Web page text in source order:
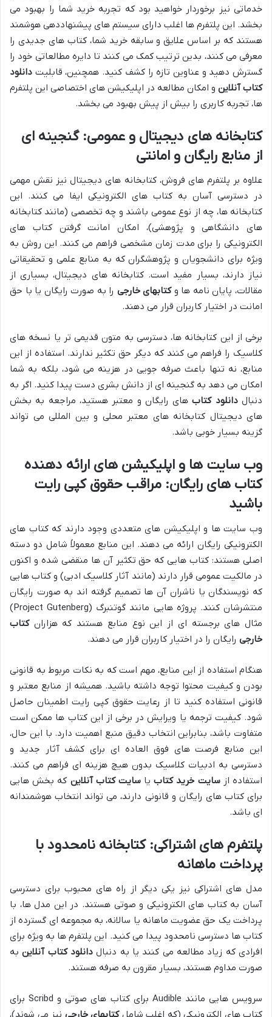
خدماتی نیز برخوردار خواهید بود که تجربه خرید شما را بهبود می
بخشد. این پلتفرم ها اغلب دارای سیستم های پیشنهاددهی هوشمند
هستند که بر اساس علایق و سابقه خرید شما، کتاب های جدیدی را
معرفی می کنند، بدین ترتیب کمک می کنند تا دایره مطالعاتی خود را
گسترش دهید و عناوین تازه را کشف کنید. همچنین، قابلیت دانلود
کتاب آنلاین و امکان مطالعه در اپلیکیشن های اختصاصی این پلتفرم
ها، تجربه کاربری را بیش از پیش بهبود می بخشد.
کتابخانه های دیجیتال و عمومی: گنجینه ای
از منابع رایگان و امانتی
علاوه بر پلتفرم های فروش، کتابخانه های دیجیتال نیز نقش مهمی
در دسترسی آسان به کتاب های الکترونیکی ایفا می کنند. این
کتابخانه ها، چه از نوع عمومی باشند و چه تخصصی (مانند کتابخانه
های دانشگاهی و پژوهشی)، امکان امانت گرفتن کتاب های
الکترونیکی را برای مدت زمان مشخصی فراهم می کنند. این روش به
ویژه برای دانشجویان و پژوهشگران که به منابع علمی و تحقیقاتی
نیاز دارند، بسیار مفید است. کتابخانه های دیجیتال، بسیاری از
مقالات، پایان نامه ها وکتابهای خارجی را به صورت رایگان یا با حق
امانت در اختیار کاربران قرار می دهند.
برخی از این کتابخانه ها، دسترسی به متون قدیمی تر یا نسخه های
کلاسیک را فراهم می کنند که دیگر حق تکثیر ندارند. استفاده از این
منابع، نه تنها باعث صرفه جویی در هزینه می شود، بلکه به شما
امکان می دهد به گنجینه ای از دانش بشری دست پیدا کنید. اگر به
دنبالدانلود کتابهای رایگان و معتبر هستید، مراجعه به بخش
های دیجیتال کتابخانه های معتبر محلی و بین المللی می تواند
گزینه بسیار خوبی باشد.
وب سایت ها و اپلیکیشن های ارائه دهنده
کتاب های رایگان: مراقب حقوق کپی رایت
باشید
وب سایت ها و اپلیکیشن های متعددی وجود دارند که کتاب های
الکترونیکی رایگان ارائه می دهند. این منابع معمولاً شامل دو دسته
اصلی هستند: کتاب هایی که حق تکثیر آن ها منقضی شده و اکنون
در مالکیت عمومی قرار دارند (مانند آثار کلاسیک ادبی) و کتاب هایی
که نویسندگان یا ناشران آن ها تصمیم گرفته اند به صورت رایگان
منتشرشان کنند. پروژه هایی مانند گوتنبرگ (Project Gutenberg)
مثال های برجسته ای از این نوع منابع هستند که هزارانکتاب
خارجی رایگان را در اختیار کاربران قرار می دهند.
هنگام استفاده از این منابع، مهم است که به نکات مربوط به قانونی
بودن و کیفیت محتوا توجه داشته باشید. همیشه از منابع معتبر و
قانونی استفاده کنید تا از رعایت حقوق کپی رایت اطمینان حاصل
شود. کیفیت ترجمه یا ویرایش در برخی از این کتاب ها ممکن است
متفاوت باشد، بنابراین انتخاب دقیق منبع اهمیت دارد. با این حال،
این منابع فرصت های فوق العاده ای برای کشف آثار جدید و
دسترسی به ادبیات کلاسیک بدون هیچ هزینه ای فراهم می کنند.
استفاده ازسایت خرید کتابیاسایت کتاب آنلاین که بخش هایی
برای کتاب های رایگان و قانونی دارند، می تواند انتخاب هوشمندانه
ای باشد.
پلتفرم های اشتراکی: کتابخانه نامحدود با
پرداخت ماهانه
مدل های اشتراکی نیز یکی دیگر از راه های محبوب برای دسترسی
آسان به کتاب های الکترونیکی و صوتی هستند. در این مدل ها، با
پرداخت یک حق عضویت ماهانه یا سالانه، به مجموعه ای گسترده از
کتاب ها دسترسی نامحدود پیدا می کنید. این پلتفرم ها به ویژه برای
افرادی که زیاد مطالعه می کنند یا به دنبال دانلود کتاب آنلاینبه
صورت مداوم هستند، بسیار مقرون به صرفه هستند.
سرویس هایی مانند Audible برای کتاب های صوتی و Scribd برای